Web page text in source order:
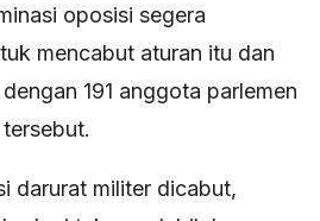
oposisi segera
mencabut aturan itu dan
191 anggota parlemen
darurat militer dicabut,